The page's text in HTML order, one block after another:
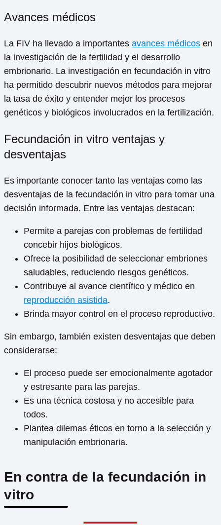
Avances médicos
La FIV ha llevado a importantes avances médicos en
la investigación de la fertilidad y el desarrollo
embrionario. La investigación en fecundación in vitro
ha permitido descubrir nuevos métodos para mejorar
la tasa de éxito y entender mejor los procesos
genéticos y biológicos involucrados en la fertilización.
Fecundación in vitro ventajas y
desventajas
Es importante conocer tanto las ventajas como las
desventajas de la fecundación in vitro para tomar una
decisión informada. Entre las ventajas destacan:
Permite a parejas con problemas de fertilidad
concebir hijos biológicos.
Ofrece la posibilidad de seleccionar embriones
saludables, reduciendo riesgos genéticos.
Contribuye al avance científico y médico en
reproducción asistida.
Brinda mayor control en el proceso reproductivo.
Sin embargo, también existen desventajas que deben
considerarse:
El proceso puede ser emocionalmente agotador
y estresante para las parejas.
Es una técnica costosa y no accesible para
todos.
Plantea dilemas éticos en torno a la selección y
manipulación embrionaria.
En contra de la fecundación in
vitro